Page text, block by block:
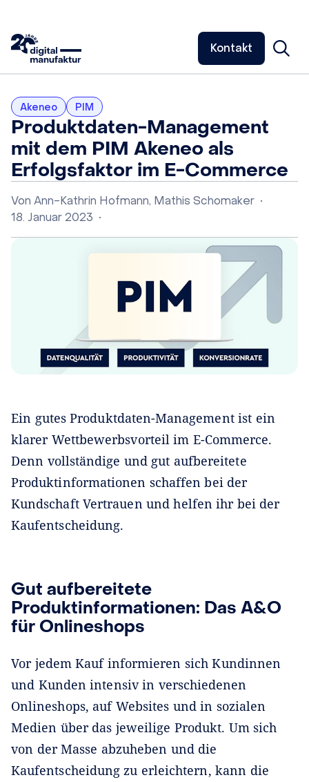
Kontakt
Akeneo PIM
Produktdaten-Management
mit dem PIM Akeneo als
Erfolgsfaktor im E-Commerce
Von Ann-Kathrin Hofmann, Mathis Schomaker •
18. Januar 2023 •
Ein gutes Produktdaten-Management ist ein
klarer Wettbewerbsvorteil im E-Commerce.
Denn vollständige und gut aufbereitete
Produktinformationen schaffen bei der
Kundschaft Vertrauen und helfen ihr bei der
Kaufentscheidung.
Gut aufbereitete
Produktinformationen: Das A&O
für Onlineshops
Vor jedem Kauf informieren sich Kundinnen
und Kunden intensiv in verschiedenen
Onlineshops, auf Websites und in sozialen
Medien über das jeweilige Produkt. Um sich
von der Masse abzuheben und die
Kaufentscheidung zu erleichtern, kann die